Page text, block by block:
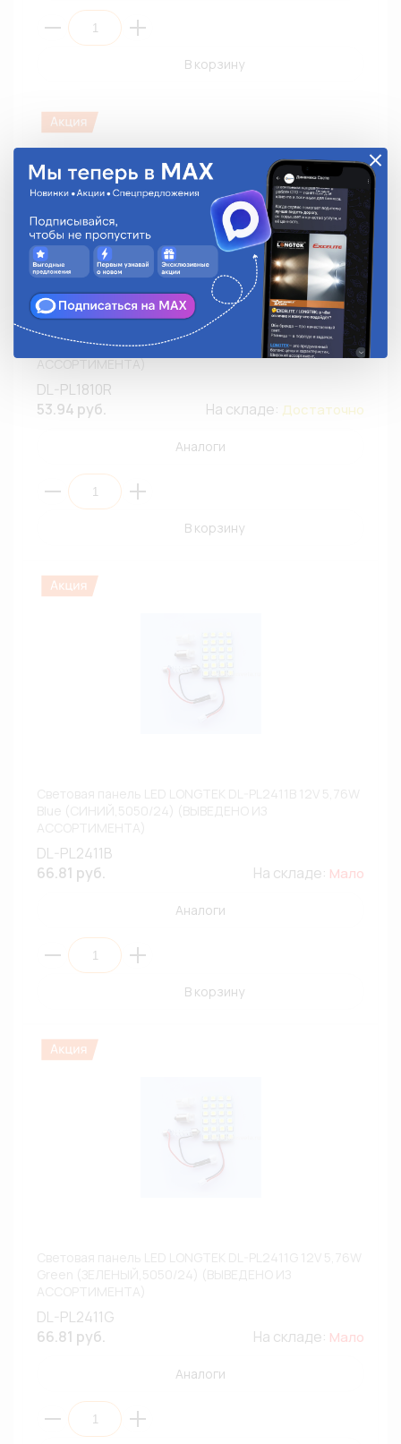
В корзину
Световая панель LED LONGTEK DL-PL1810R 12V 4,32W
Red 700К (КРАСНЫЙ,5050/18) (ВЫВЕДЕНО ИЗ
АССОРТИМЕНТА)
DL-PL1810R
53.94 руб.
На складе: Достаточно
Аналоги
В корзину
DL-PL2411B
66.81 руб.
На складе: Мало
Аналоги
В корзину
DL-PL2411G
66.81 руб.
На складе: Мало
Аналоги